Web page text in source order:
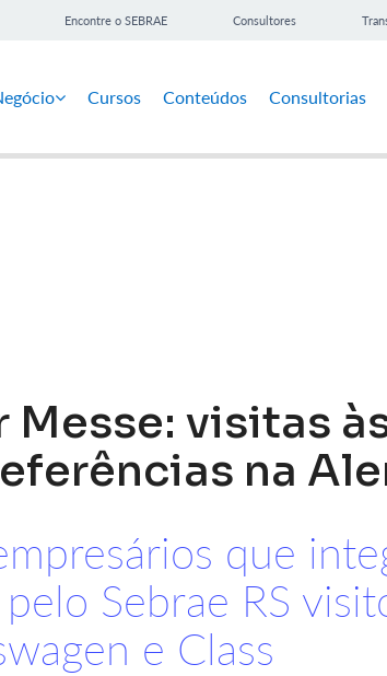
Encontre o SEBRAE Consultores
Cursos Conteúdos Consultorias
Messe: visitas
na
que
Sebrae RS
e Class